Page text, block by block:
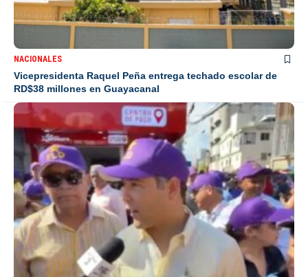
NACIONALES
Vicepresidenta Raquel Peña entrega techado escolar de
RD$38 millones en Guayacanal